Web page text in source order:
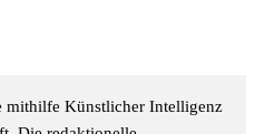
mithilfe Künstlicher Intelligenz